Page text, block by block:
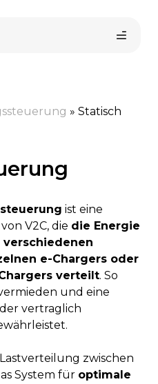
» Statisch
ist eine
V2C, die die Energie
e-Chargers oder
verteilt. So
und eine
vertraglich
zwischen
System für optimale